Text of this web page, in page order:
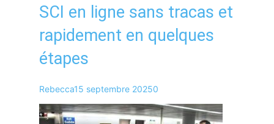
SCI en ligne sans tracas et
rapidement en quelques
étapes
Rebecca15 septembre 20250